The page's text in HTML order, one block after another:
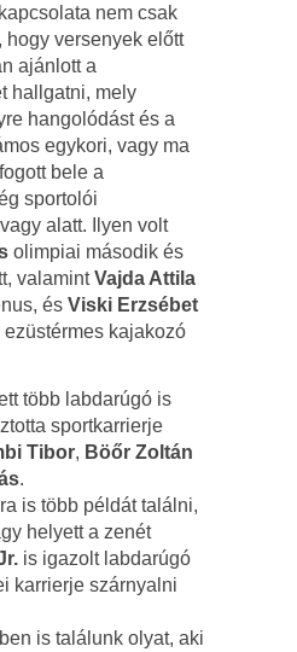
nem csak
hogy versenyek előtt
ajánlott a
hallgatni, mely
hangolódást és a
egykori, vagy ma
bele a
sportolói
alatt. Ilyen volt
olimpiai második és
valamintVajda Attila
és Viski Erzsébet
kajakozó
több labdarúgó is
sportkarrierje
Tibor, Böőr Zoltán
.
is több példát találni,
helyett a zenét
is igazolt labdarúgó
karrierje szárnyalni
is találunk olyat, aki